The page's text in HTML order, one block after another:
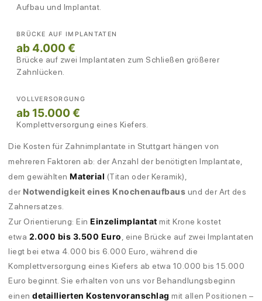
Aufbau und Implantat.
BRÜCKE AUF IMPLANTATEN
ab 4.000 €
Brücke auf zwei Implantaten zum Schließen größerer
Zahnlücken.
VOLLVERSORGUNG
ab 15.000 €
Komplettversorgung eines Kiefers.
Die Kosten für Zahnimplantate in Stuttgart hängen von
mehreren Faktoren ab: der Anzahl der benötigten Implantate,
dem gewählten Material (Titan oder Keramik),
der Notwendigkeit eines Knochenaufbaus und der Art des
Zahnersatzes.
Zur Orientierung: Ein Einzelimplantat mit Krone kostet
etwa 2.000 bis 3.500 Euro , eine Brücke auf zwei Implantaten
liegt bei etwa 4.000 bis 6.000 Euro, während die
Komplettversorgung eines Kiefers ab etwa 10.000 bis 15.000
Euro beginnt. Sie erhalten von uns vor Behandlungsbeginn
einen detaillierten Kostenvoranschlag mit allen Positionen –